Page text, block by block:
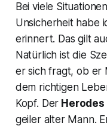
Bei viele
Unsicherheit habe
erinnert. Das gilt
Natürlich ist die
er sich fragt, ob er
dem richtigen
Kopf. Der Herodes
geiler alter Mann.